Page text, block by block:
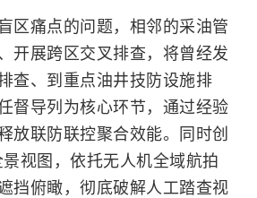
区痛点的问题，相邻的采油管
开展跨区交叉排查，将曾经发
查、到重点油井技防设施排
督导列为核心环节，通过经验
放联防联控聚合效能。同时创
视图，依托无人机全域航拍
挡俯瞰，彻底破解人工踏查视